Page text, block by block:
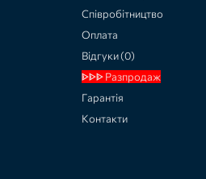
Співробітництво
Оплата
Відгуки (0)
ᐈᐈᐈ Разпродаж
Гарантія
Контакти